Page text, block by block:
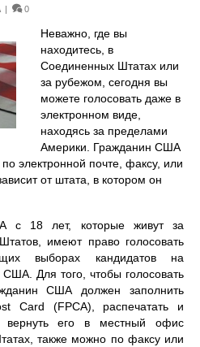
| 0
Неважно, где вы
находитесь, в
Соединенных Штатах или
за рубежом, сегодня вы
можете голосовать даже в
электронном виде,
находясь за пределами
Америки. Гражданин США
электронной почте, факсу, или
от штата, в котором он
с 18 лет, которые живут за
имеют право голосовать
выборах кандидатов на
Для того, чтобы голосовать
США должен заполнить
Card (FPCA), распечатать и
вернуть его в местный офис
также можно по факсу или